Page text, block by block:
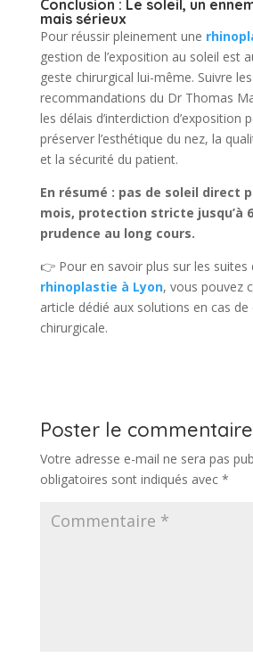
Conclusion : Le soleil, un
mais sérieux
Pour réussir pleinement une
gestion de l’exposition au soleil est
geste chirurgical lui-même. Suivre les
recommandations du Dr Thomas
les délais d’interdiction d’exposition
préserver l’esthétique du nez, la
et la sécurité du patient.
En résumé : pas de soleil direct
mois, protection stricte jusqu’à
prudence au long cours.
👉 Pour en savoir plus sur les suites
rhinoplastie à Lyon, vous pouvez
article dédié aux solutions en cas
chirurgicale.
Poster le commentaire
Votre adresse e-mail ne sera pas
obligatoires sont indiqués avec *